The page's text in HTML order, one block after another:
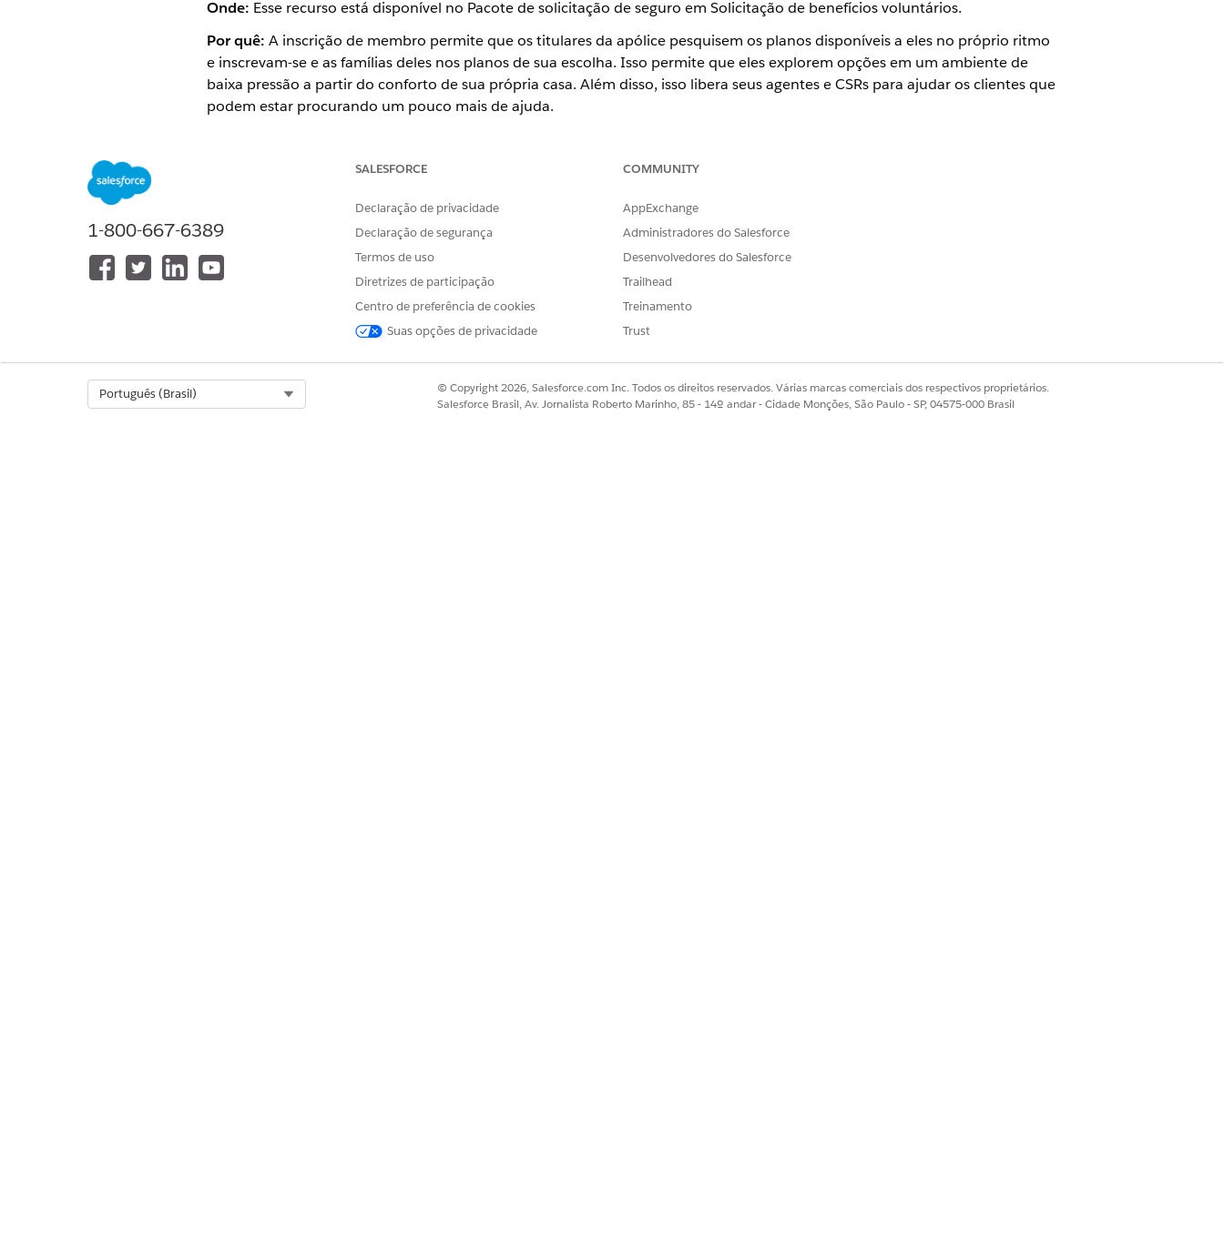
Onde: Esse recurso está disponível no Pacote de solicitação de seguro em Solicitação de benefícios voluntários.
Por quê: A inscrição de membro permite que os titulares da apólice pesquisem os planos disponíveis a eles no próprio ritmo
e inscrevam-se e as famílias deles nos planos de sua escolha. Isso permite que eles explorem opções em um ambiente de
baixa pressão a partir do conforto de sua própria casa. Além disso, isso libera seus agentes e CSRs para ajudar os clientes que
podem estar procurando um pouco mais de ajuda.
Procedimentos de integração. Você pode finalizar o OmniScript de inscrição de membro no modo Designer de OmniScripts
Tipo – InsMember/enrollment
ESTE ARTIGO RESOLVEU SEU PROBLEMA?
1-800-667-6389
SALESFORCE
Declaração de privacidade
Declaração de segurança
Termos de uso
Diretrizes de participação
Centro de preferência de cookies
Suas opções de privacidade
COMMUNITY
AppExchange
Administradores do Salesforce
Desenvolvedores do Salesforce
Trailhead
Treinamento
Trust
Português (Brasil)
© Copyright 2026, Salesforce.com Inc. Todos os direitos reservados. Várias marcas comerciais dos respectivos proprietários.
Salesforce Brasil, Av. Jornalista Roberto Marinho, 85 - 14º andar - Cidade Monções, São Paulo - SP, 04575-000 Brasil